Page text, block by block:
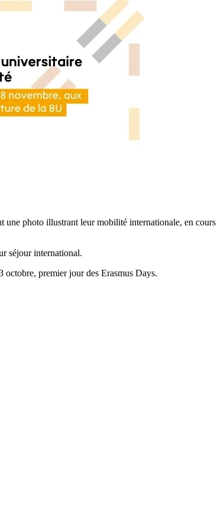
une photo illustrant leur mobilité internationale, en cours
séjour international.
octobre, premier jour des Erasmus Days.